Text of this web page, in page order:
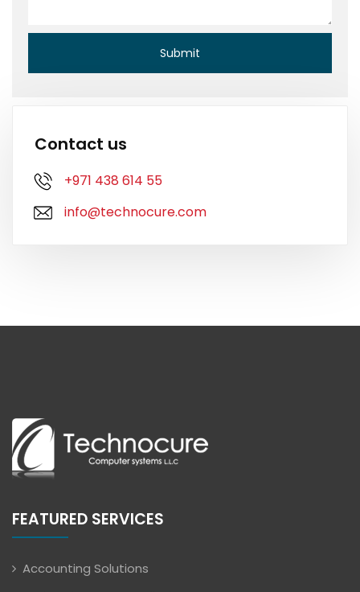
Contact us
+971 438 614 55
info@technocure.com
FEATURED SERVICES
Accounting Solutions